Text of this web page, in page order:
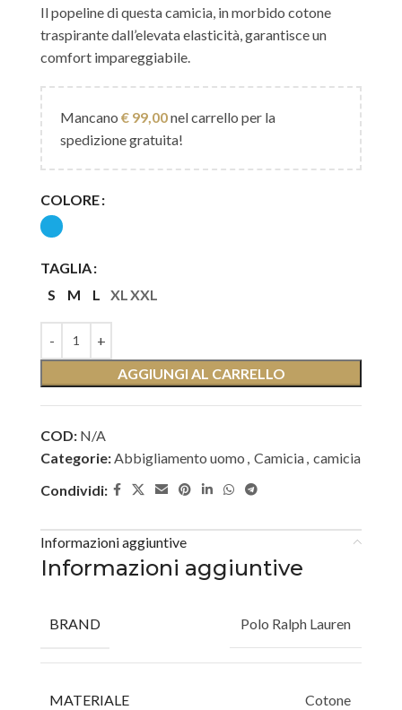
Il popeline di questa camicia, in morbido cotone
traspirante dall’elevata elasticità, garantisce un
comfort impareggiabile.
Mancano € 99,00nel carrello per la
spedizione gratuita!
COLORE
TAGLIA
S
M L XLXXL
AGGIUNGI AL CARRELLO
COD: N/A
Categorie: Abbigliamento uomo Camicia camicia
Condividi:
Informazioni aggiuntive
Informazioni aggiuntive
BRAND Polo Ralph Lauren
MATERIALE Cotone